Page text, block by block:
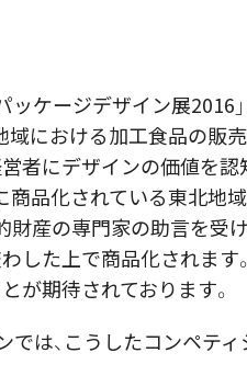
ケージデザイン展2016
地域における加工食品の
者にデザインの価値を
商品化されている東北
財産の専門家の助言を受
した上で商品化されま
が期待されております。
では、こうしたコンペテ